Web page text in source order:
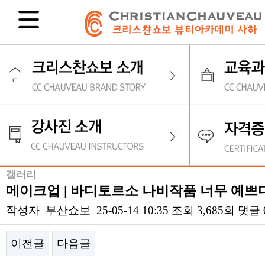
갤러리
메이크업 | 바디토르소 나비작품 너무 예쁘
작성자 부산쇼보 25-05-14 10:35 조회 3,685회 댓글
이전글 다음글